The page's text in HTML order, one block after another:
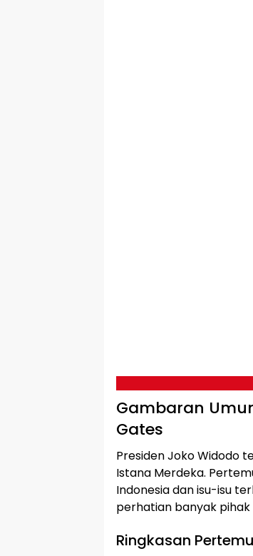
Gambaran
Gates
Presiden Joko Widodo
Istana Merdeka.
Indonesia dan isu-isu
perhatian banyak
Ringkasan